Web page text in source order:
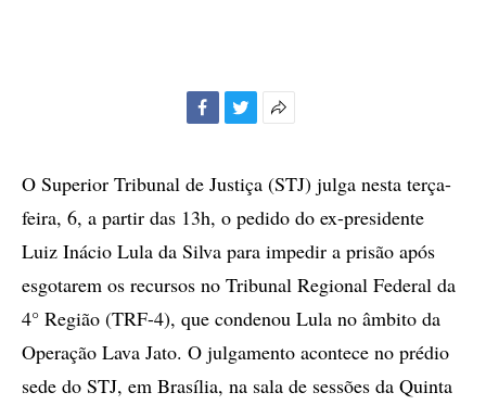
compartilhamento
O Superior Tribunal de Justiça (STJ) julga nesta terça-
feira, 6, a partir das 13h, o pedido do ex-presidente
Luiz Inácio Lula da Silva para impedir a prisão após
esgotarem os recursos no Tribunal Regional Federal da
4° Região (TRF-4), que condenou Lula no âmbito da
Operação Lava Jato. O julgamento acontece no prédio
sede do STJ, em Brasília, na sala de sessões da Quinta